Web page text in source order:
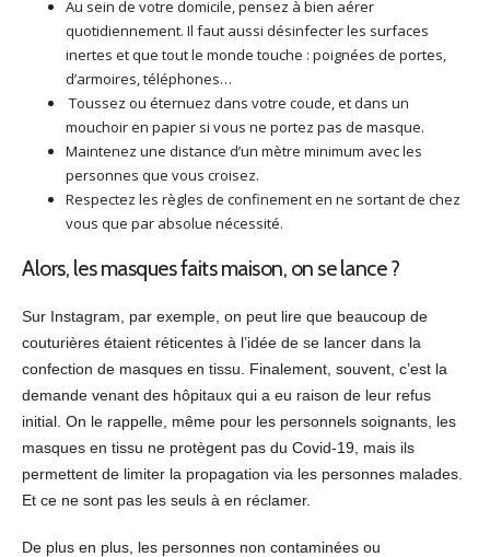
Au sein de votre domicile, pensez à bien aérer
quotidiennement. Il faut aussi désinfecter les surfaces
inertes et que tout le monde touche : poignées de portes,
d’armoires, téléphones…
Toussez ou éternuez dans votre coude, et dans un
mouchoir en papier si vous ne portez pas de masque.
Maintenez une distance d’un mètre minimum avec les
personnes que vous croisez.
Respectez les règles de confinement en ne sortant de chez
vous que par absolue nécessité.
Alors, les masques faits maison, on se lance ?
Sur Instagram, par exemple, on peut lire que beaucoup de
couturières étaient réticentes à l’idée de se lancer dans la
confection de masques en tissu. Finalement, souvent, c’est la
demande venant des hôpitaux qui a eu raison de leur refus
initial. On le rappelle, même pour les personnels soignants, les
masques en tissu ne protègent pas du Covid-19, mais ils
permettent de limiter la propagation via les personnes malades.
Et ce ne sont pas les seuls à en réclamer.
De plus en plus, les personnes non contaminées ou